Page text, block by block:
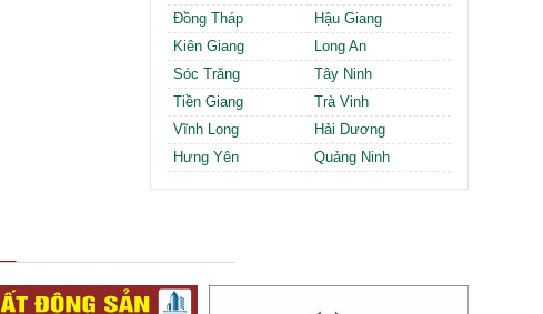
Đồng Tháp
Hậu Giang
Kiên Giang
Long An
Sóc Trăng
Tây Ninh
Tiền Giang
Trà Vinh
Vĩnh Long
Hải Dương
Hưng Yên
Quảng Ninh